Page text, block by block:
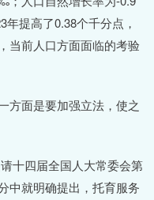
提高了0.38个千分点，
当前人口方面面临的考验
方面是要加强立法，使之
十四届全国人大常委会第
中就明确提出，托育服务